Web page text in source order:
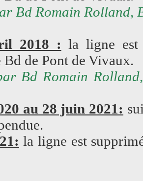
Bd Romain Rolland,
2018 : la ligne est
de Pont de Vivaux.
Bd Romain
au 28 juin 2021:
la ligne est